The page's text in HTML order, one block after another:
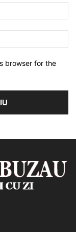
browser for the